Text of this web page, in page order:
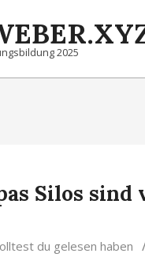
2025
Silos
du gelesen haben